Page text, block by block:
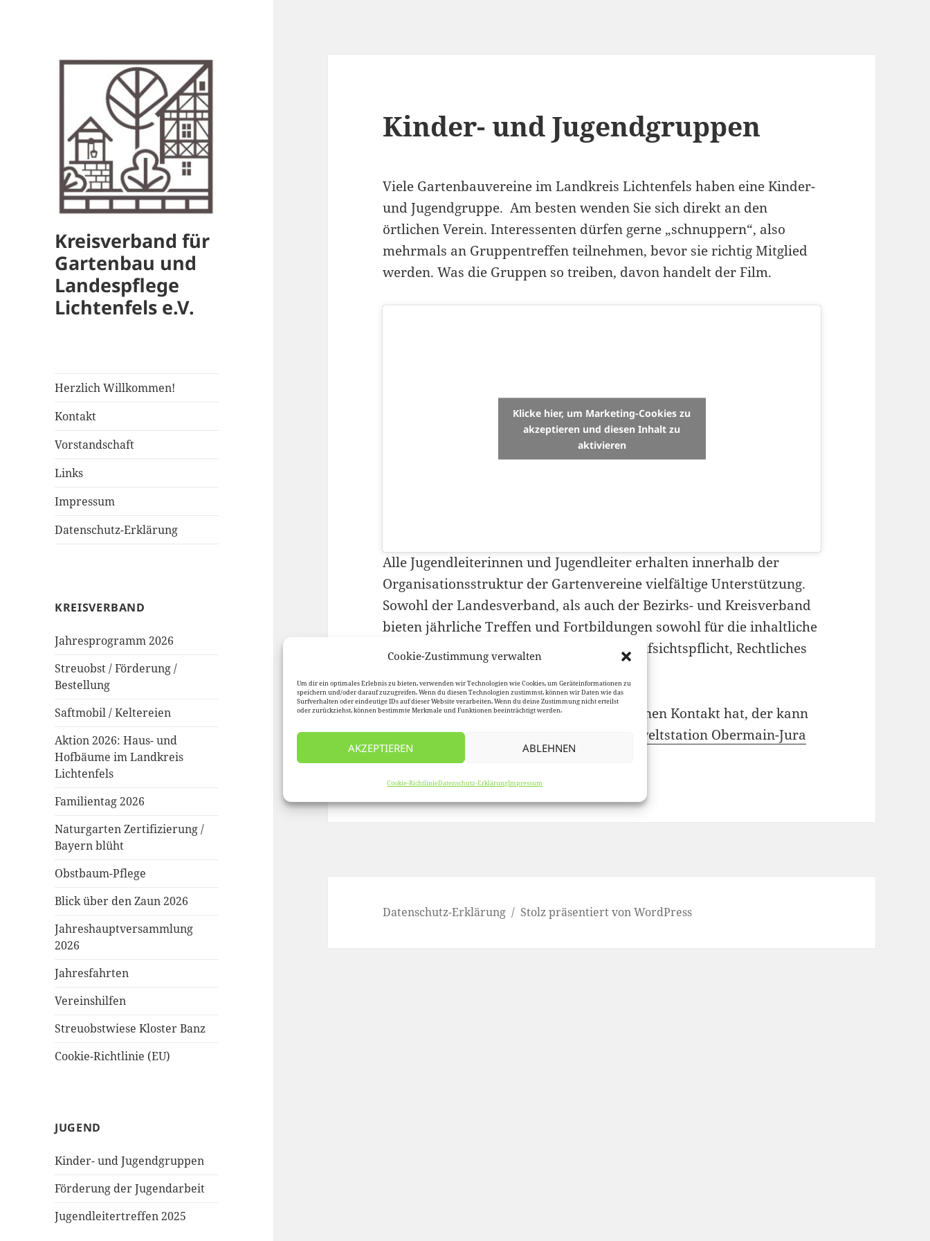
Cookie-Zustimmung verwalten
Um dir ein optimales Erlebnis zu bieten, verwenden wir Technologien wie Cookies, um Geräteinformationen zu
speichern und/oder darauf zuzugreifen. Wenn du diesen Technologien zustimmst, können wir Daten wie das
Surfverhalten oder eindeutige IDs auf dieser Website verarbeiten. Wenn du deine Zustimmung nicht erteilst
oder zurückziehst, können bestimmte Merkmale und Funktionen beeinträchtigt werden.
AKZEPTIEREN ABLEHNEN
Cookie-RichtlinieDatenschutz-ErklärungImpressum
Kreisverband für
Gartenbau und
Landespflege
Lichtenfels e.V.
Herzlich Willkommen!
Kontakt
Vorstandschaft
Links
Impressum
Datenschutz-Erklärung
KREISVERBAND
Jahresprogramm 2026
Streuobst / Förderung /
Bestellung
Saftmobil / Keltereien
Aktion 2026: Haus- und
Hofbäume im Landkreis
Lichtenfels
Familientag 2026
Naturgarten Zertifizierung /
Bayern blüht
Obstbaum-Pflege
Blick über den Zaun 2026
Jahreshauptversammlung
2026
Jahresfahrten
Vereinshilfen
Streuobstwiese Kloster Banz
Cookie-Richtlinie (EU)
JUGEND
Kinder- und Jugendgruppen
Förderung der Jugendarbeit
Jugendleitertreffen 2025
Kinder- und Jugendgruppen
Viele Gartenbauvereine im Landkreis Lichtenfels haben eine Kinder-
und Jugendgruppe. Am besten wenden Sie sich direkt an den
örtlichen Verein. Interessenten dürfen gerne „schnuppern“, also
mehrmals an Gruppentreffen teilnehmen, bevor sie richtig Mitglied
werden. Was die Gruppen so treiben, davon handelt der Film.
Klicke hier, um Marketing-Cookies zu
akzeptieren und diesen Inhalt zu
aktivieren
Alle Jugendleiterinnen und Jugendleiter erhalten innerhalb der
Organisationsstruktur der Gartenvereine vielfältige Unterstützung.
Sowohl der Landesverband, als auch der Bezirks- und Kreisverband
bieten jährliche Treffen und Fortbildungen sowohl für die inhaltliche
Arbeit als auch für den „Graubereich“ (Aufsichtspflicht, Rechtliches
Wer sich einbringen möchte und noch keinen Kontakt hat, der kann
sich gerne beim Kreisverband in der
Umweltstation Obermain-Jura
melden (0 95 71 – 18 90 34).
Datenschutz-Erklärung Stolz präsentiert von WordPress